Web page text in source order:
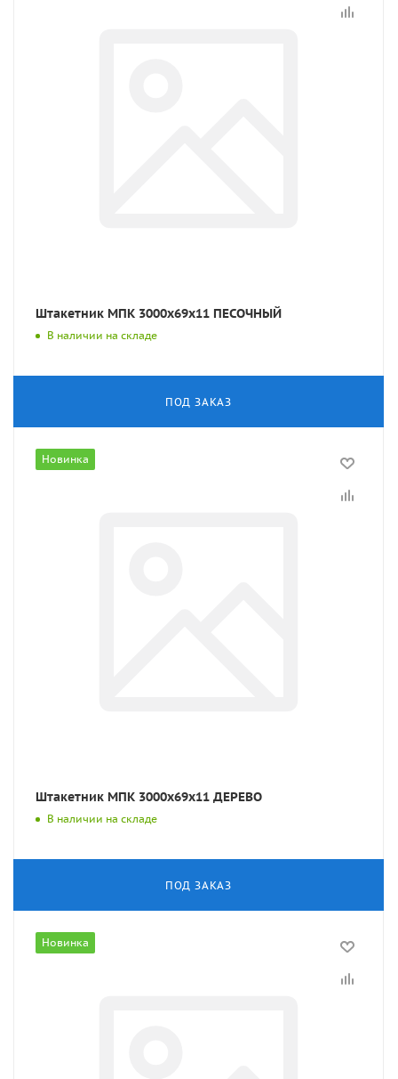
Штакетник МПК 3000x69x11 ПЕСОЧНЫЙ
В наличии на складе
ПОД ЗАКАЗ
Новинка
Штакетник МПК 3000x69x11 ДЕРЕВО
В наличии на складе
ПОД ЗАКАЗ
Новинка